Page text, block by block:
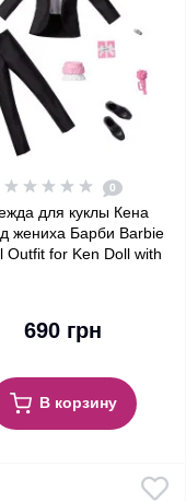
0
для куклы Кена
жениха Барби Barbie
Outfit for Ken Doll with
690 грн
В корзину